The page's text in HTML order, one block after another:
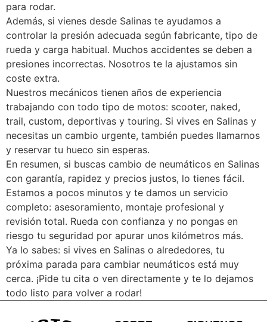
para rodar.
Además, si vienes desde Salinas te ayudamos a
controlar la presión adecuada según fabricante, tipo de
rueda y carga habitual. Muchos accidentes se deben a
presiones incorrectas. Nosotros te la ajustamos sin
coste extra.
Nuestros mecánicos tienen años de experiencia
trabajando con todo tipo de motos: scooter, naked,
trail, custom, deportivas y touring. Si vives en Salinas y
necesitas un cambio urgente, también puedes llamarnos
y reservar tu hueco sin esperas.
En resumen, si buscas cambio de neumáticos en Salinas
con garantía, rapidez y precios justos, lo tienes fácil.
Estamos a pocos minutos y te damos un servicio
completo: asesoramiento, montaje profesional y
revisión total. Rueda con confianza y no pongas en
riesgo tu seguridad por apurar unos kilómetros más.
Ya lo sabes: si vives en Salinas o alrededores, tu
próxima parada para cambiar neumáticos está muy
cerca. ¡Pide tu cita o ven directamente y te lo dejamos
todo listo para volver a rodar!